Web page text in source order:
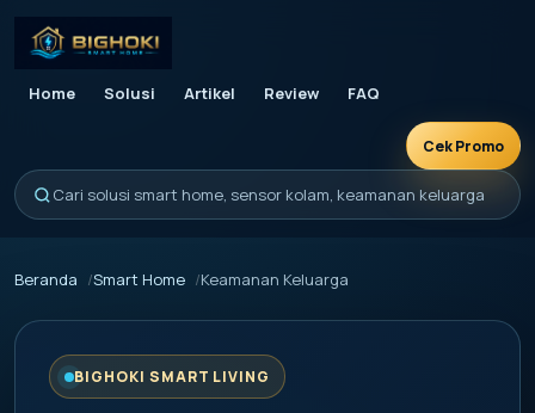
Cari solusi smart home, sensor kolam, keamanan keluarga
Home Solusi Artikel Review FAQ
Cek Promo
Beranda Smart Home Keamanan Keluarga
BIGHOKI SMART LIVING